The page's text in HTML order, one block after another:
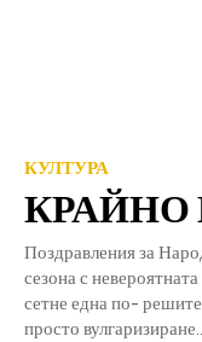
КУЛТУРА
КРАЙНО
Поздравления за
сезона с невероятната
сетне една по-
просто